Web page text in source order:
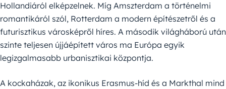
Hollandiáról elképzelnek. Míg Amszterdam a történelmi
romantikáról szól, Rotterdam a modern építészetről és a
futurisztikus városképről híres. A második világháború után
szinte teljesen újjáépített város ma Európa egyik
legizgalmasabb urbanisztikai központja.
A kockaházak, az ikonikus Erasmus-híd és a Markthal mind